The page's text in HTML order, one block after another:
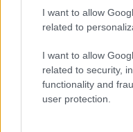
I want to allow
related to
I want to allow
related to security,
functionality and
user protection.